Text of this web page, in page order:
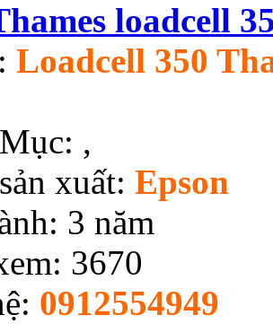
loadcell
Loadcell 350
,
xuất: Epson
3 năm
3670
0912554949